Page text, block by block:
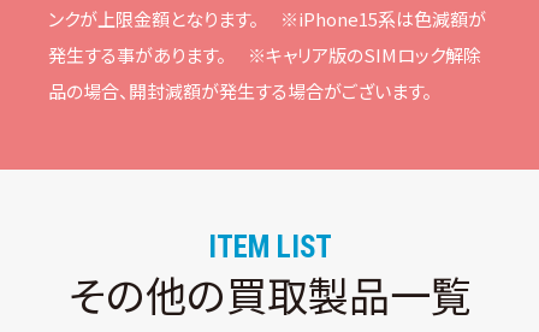
ンクが上限⾦額となります。
※iPhone15系は⾊減額が
発⽣する事があります。
※キャリア版のSIMロック解除
品の場合、開封減額が発⽣する場合がございます。
ITEM LIST
その他の買取製品一覧